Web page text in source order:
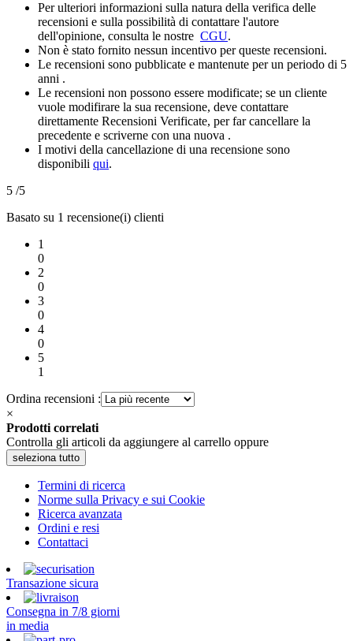
Per ulteriori informazioni sulla natura della verifica delle
recensioni e sulla possibilità di contattare l'autore
dell'opinione, consulta le nostre CGU.
Non è stato fornito nessun incentivo per queste recensioni.
Le recensioni sono pubblicate e mantenute per un periodo di 5
anni .
Le recensioni non possono essere modificate; se un cliente
vuole modifirare la sua recensione, deve contattare
direttamente Recensioni Verificate, per far cancellare la
precedente e scriverne con una nuova .
I motivi della cancellazione di una recensione sono
disponibili qui.
5 /5
Basato su 1 recensione(i) clienti
1
0
2
0
3
0
4
0
5
1
Ordina recensioni :
×
Prodotti correlati
Controlla gli articoli da aggiungere al carrello oppure
seleziona tutto
Termini di ricerca
Norme sulla Privacy e sui Cookie
Ricerca avanzata
Ordini e resi
Contattaci
Transazione sicura
Consegna in 7/8 giorni
in media